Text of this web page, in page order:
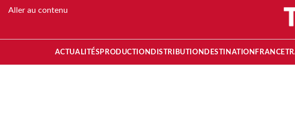
Aller au contenu
ACTUALITÉS PRODUCTION DISTRIBUTION DESTINATION FRANCE